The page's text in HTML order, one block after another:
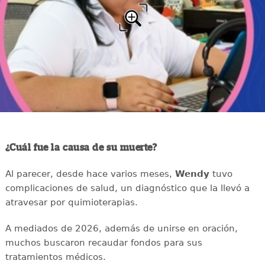
¿Cuál fue la causa de su muerte?
Al parecer, desde hace varios meses, Wendytuvo
complicaciones de salud, un diagnóstico que la llevó a
atravesar por quimioterapias.
A mediados de 2026, además de unirse en oración,
muchos buscaron recaudar fondos para sus
tratamientos médicos.